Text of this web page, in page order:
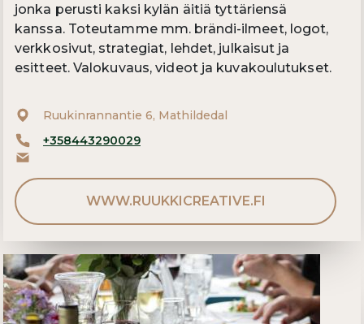
jonka perusti kaksi kylän äitiä tyttäriensä
kanssa. Toteutamme mm. brändi-ilmeet, logot,
verkkosivut, strategiat, lehdet, julkaisut ja
esitteet. Valokuvaus, videot ja kuvakoulutukset.
Ruukinrannantie 6, Mathildedal
+358443290029
WWW.RUUKKICREATIVE.FI